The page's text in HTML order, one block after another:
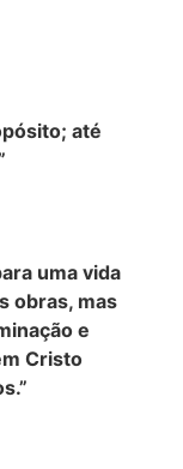
até
uma vida
obras, mas
e
Cristo